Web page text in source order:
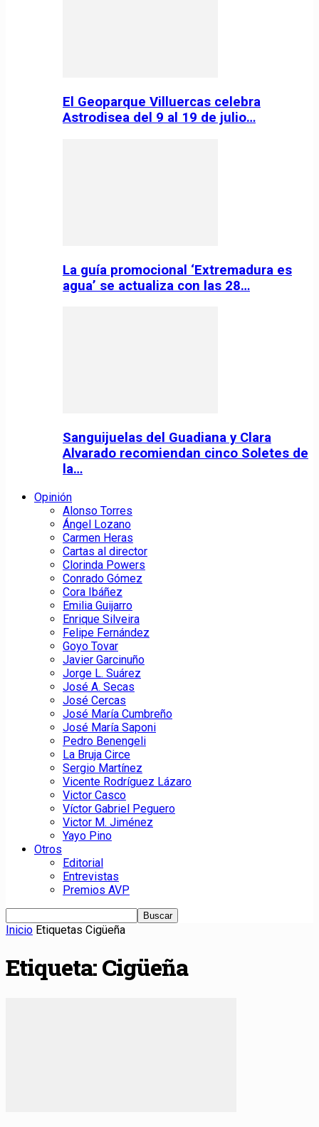
El Geoparque Villuercas celebra
Astrodisea del 9 al 19 de julio…
La guía promocional ‘Extremadura es
agua’ se actualiza con las 28…
Sanguijuelas del Guadiana y Clara
Alvarado recomiendan cinco Soletes de
la…
Opinión
Alonso Torres
Ángel Lozano
Carmen Heras
Cartas al director
Clorinda Powers
Conrado Gómez
Cora Ibáñez
Emilia Guijarro
Enrique Silveira
Felipe Fernández
Goyo Tovar
Javier Garcinuño
Jorge L. Suárez
José A. Secas
José Cercas
José María Cumbreño
José María Saponi
Pedro Benengeli
La Bruja Circe
Sergio Martínez
Vicente Rodríguez Lázaro
Victor Casco
Víctor Gabriel Peguero
Victor M. Jiménez
Yayo Pino
Otros
Editorial
Entrevistas
Premios AVP
Inicio Etiquetas Cigüeña
Etiqueta: Cigüeña